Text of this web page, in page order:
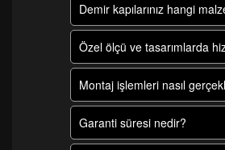
Demir kapılarınız hangi
Özel ölçü ve tasarımlarda
Montaj işlemleri nasıl
Garanti süresi nedir?